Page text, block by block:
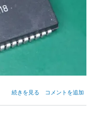
Motorola
続きを見る コメントを追加